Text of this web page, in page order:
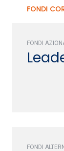
FONDI
FONDI
FONDI